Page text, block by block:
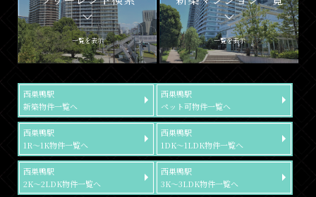
一覧を表示 一覧を表示
西巣鴨駅
新築物件一覧へ
西巣鴨駅
ペット可物件一覧へ
西巣鴨駅
1R～1K物件一覧へ
西巣鴨駅
1DK～1LDK物件一覧へ
西巣鴨駅
2K～2LDK物件一覧へ
西巣鴨駅
3K～3LDK物件一覧へ